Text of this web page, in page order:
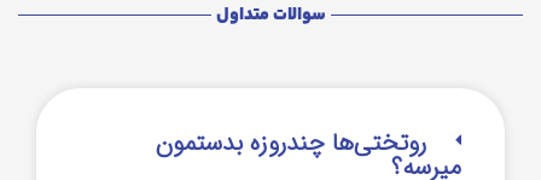
سوالات متداول
روتختی‌‌ها چندروزه بدستمون
میرسه؟